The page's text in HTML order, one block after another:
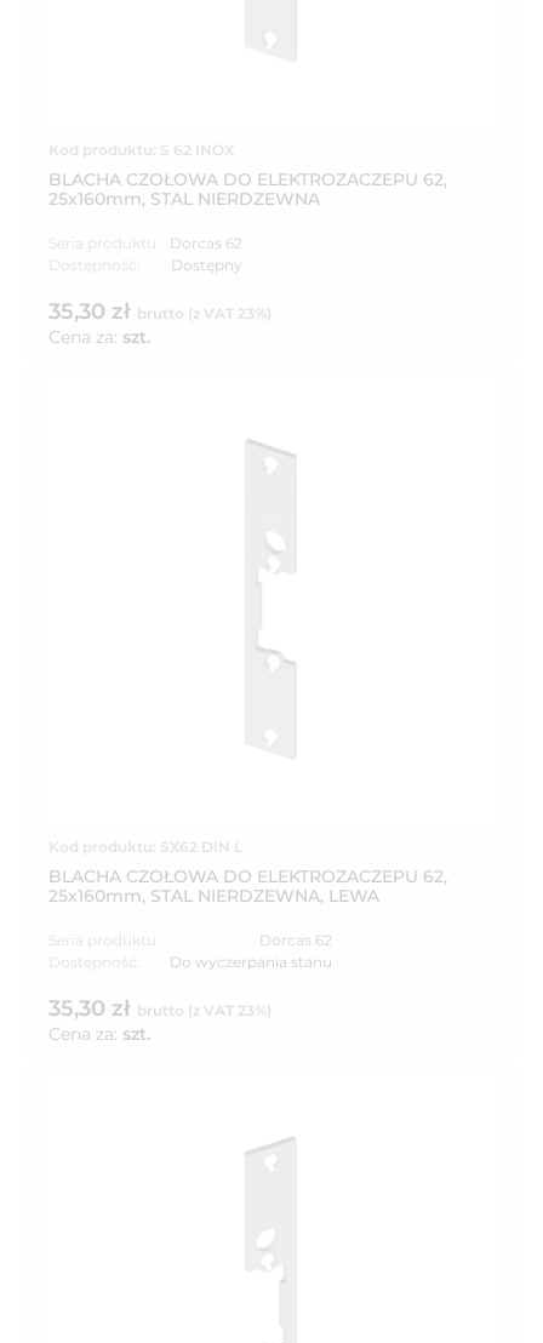
Kod produktu: S 62 INOX
BLACHA CZOŁOWA DO ELEKTROZACZEPU 62,
25x160mm, STAL NIERDZEWNA
Seria produktu:
Dorcas 62
Dostępność:
Dostępny
35,30 zł brutto (z VAT 23%)
Cena za: szt.
Kod produktu: SX62 DIN L
BLACHA CZOŁOWA DO ELEKTROZACZEPU 62,
25x160mm, STAL NIERDZEWNA, LEWA
Seria produktu:
Dorcas 62
Dostępność:
Do wyczerpania stanu
35,30 zł brutto (z VAT 23%)
Cena za: szt.